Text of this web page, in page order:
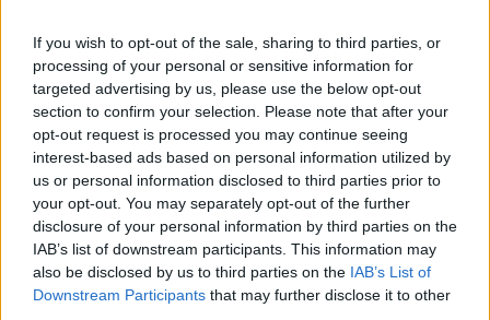
If you wish to opt-out of the sale, sharing to third parties, or
processing of your personal or sensitive information for
targeted advertising by us, please use the below opt-out
section to confirm your selection. Please note that after your
opt-out request is processed you may continue seeing
interest-based ads based on personal information utilized by
us or personal information disclosed to third parties prior to
your opt-out. You may separately opt-out of the further
disclosure of your personal information by third parties on the
IAB’s list of downstream participants. This information may
also be disclosed by us to third parties on the IAB’s List of
Downstream Participants that may further disclose it to other
Dumbravă (74.), Minciună (89.), Bujor (90.).